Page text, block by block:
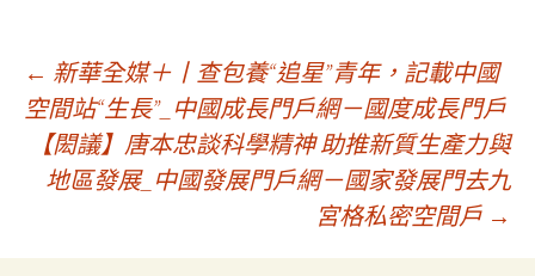
文
章
← 新華全媒＋丨查包養“追星”青年，記載中國
空間站“生長”_中國成長門戶網－國度成長門戶
【閎議】唐本忠談科學精神 助推新質生產力與
地區發展_中國發展門戶網－國家發展門去九
宮格私密空間戶 →